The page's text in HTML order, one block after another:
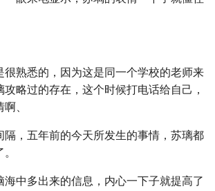
很熟悉的，因为这是同一个学校的老师来
略过的存在，这个时候打电话给自己，
、
隔，五年前的今天所发生的事情，苏璃都
海中多出来的信息，内心一下子就提高了